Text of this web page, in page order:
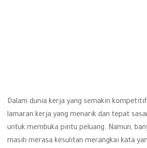
Dalam dunia kerja yang semakin
lamaran kerja yang menarik dan tepat
untuk membuka pintu peluang. Namun,
masih merasa kesulitan merangkai kata